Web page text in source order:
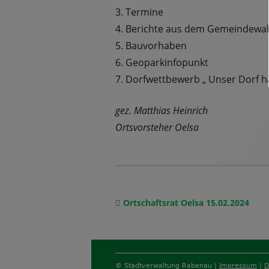
3. Termine
4. Berichte aus dem
5. Bauvorhaben
6. Geoparkinfopunkt
7. Dorfwettbewerb „ Unser Dorf
gez. Matthias Heinrich
Ortsvorsteher Oelsa
Beitragsnavigation
Vorheriger
Ortschaftsrat Oelsa 15.02.2024
Footer
© Stadtverwaltung Rabenau | Impressum |